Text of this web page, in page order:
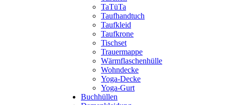
TaTüTa
Taufhandtuch
Taufkleid
Taufkrone
Tischset
Trauermappe
Wärmflaschenhülle
Wohndecke
Yoga-Decke
Yoga-Gurt
Buchhüllen